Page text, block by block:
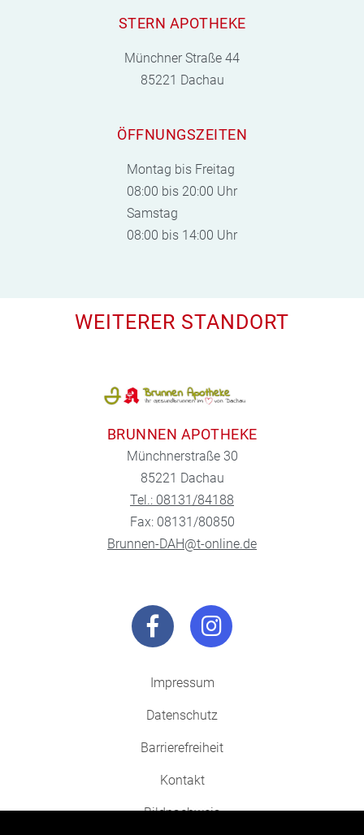
STERN APOTHEKE
Münchner Straße 44
85221 Dachau
ÖFFNUNGSZEITEN
Montag bis Freitag
08:00 bis 20:00 Uhr
Samstag
08:00 bis 14:00 Uhr
WEITERER STANDORT
BRUNNEN APOTHEKE
Münchnerstraße 30
85221 Dachau
Tel.: 08131/84188
Fax: 08131/80850
Brunnen-DAH@t-online.de
Impressum
Datenschutz
Barrierefreiheit
Kontakt
Bildnachweis